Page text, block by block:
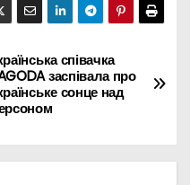
співачка
заспівала про
сонце над